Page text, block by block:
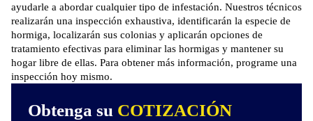
ayudarle a abordar cualquier tipo de infestación. Nuestros técnicos
realizarán una inspección exhaustiva, identificarán la especie de
hormiga, localizarán sus colonias y aplicarán opciones de
tratamiento efectivas para eliminar las hormigas y mantener su
hogar libre de ellas. Para obtener más información, programe una
inspección hoy mismo.
Obtenga su COTIZACIÓN